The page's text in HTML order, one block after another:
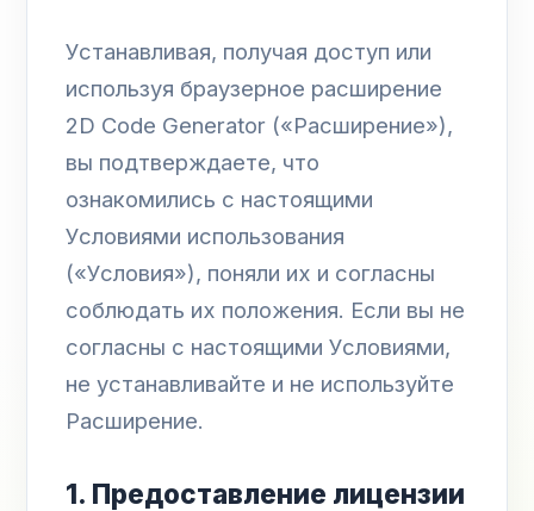
Устанавливая, получая доступ или
используя браузерное расширение
2D Code Generator («Расширение»),
вы подтверждаете, что
ознакомились с настоящими
Условиями использования
(«Условия»), поняли их и согласны
соблюдать их положения. Если вы не
согласны с настоящими Условиями,
не устанавливайте и не используйте
Расширение.
1. Предоставление лицензии